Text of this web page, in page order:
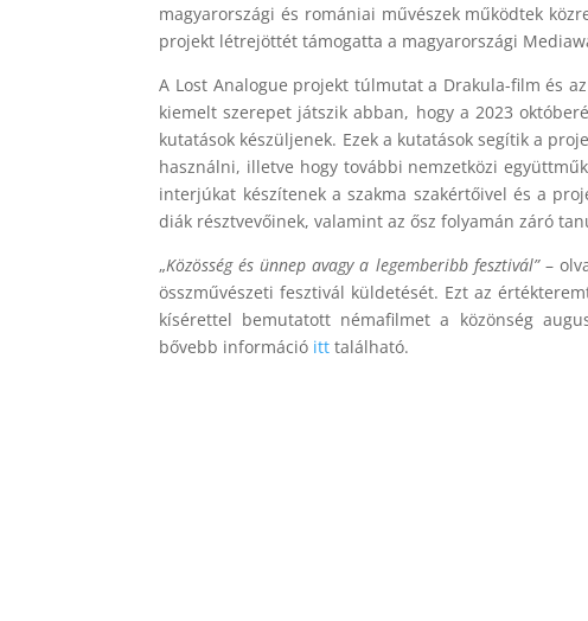
magyarországi és romániai művészek működtek
projekt létrejöttét támogatta a magyarországi
A Lost Analogue projekt túlmutat a Drakula-film és
kiemelt szerepet játszik abban, hogy a 2023
kutatások készüljenek. Ezek a kutatások segítik a
használni, illetve hogy további nemzetközi
interjúkat készítenek a szakma szakértőivel és a
diák résztvevőinek, valamint az ősz folyamán záró
„Közösség és ünnep avagy a legemberibb fesztivál”–
összművészeti fesztivál küldetését. Ezt az
kísérettel bemutatott némafilmet a közönség
bővebb információ itt található.